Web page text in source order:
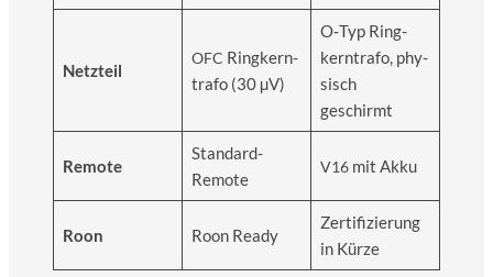
Netz­teil
OFC Ring­kern­
tra­fo (30 µV)
O‑Typ Ring­
kern­tra­fo, phy­
sisch
geschirmt
Remo­te
Stan­dard-
Remo­te
V16mit Akku
Roon Roon Rea­dy
Zer­ti­fi­zie­rung
in Kürze